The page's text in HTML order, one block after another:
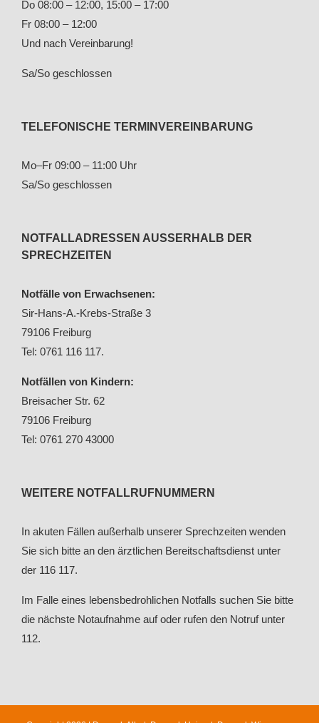
Do 08:00 – 12:00, 15:00 – 17:00
Fr 08:00 – 12:00
Und nach Vereinbarung!
Sa/So geschlossen
TELEFONISCHE TERMINVEREINBARUNG
Mo–Fr 09:00 – 11:00 Uhr
Sa/So geschlossen
NOTFALLADRESSEN AUSSERHALB DER S
PRECHZEITEN
Notfälle von Erwachsenen:
Sir-Hans-A.-Krebs-Straße 3
79106 Freiburg
Tel: 0761 116 117.
Notfällen von Kindern:
Breisacher Str. 62
79106 Freiburg
Tel: 0761 270 43000
WEITERE NOTFALLRUFNUMMERN
In akuten Fällen außerhalb unserer Sprechzeiten wenden
Sie sich bitte an den ärztlichen Bereitschaftsdienst unter
der 116 117.
Im Falle eines lebensbedrohlichen Notfalls suchen Sie bitte
die nächste Notaufnahme auf oder rufen den Notruf unter
112.